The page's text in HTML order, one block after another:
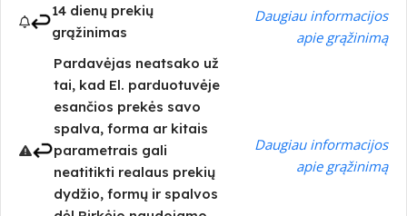
14 dienų prekių
grąžinimas
Daugiau informacijos
apie grąžinimą
Pardavėjas neatsako už
tai, kad El. parduotuvėje
esančios prekės savo
spalva, forma ar kitais
parametrais gali
neatitikti realaus prekių
dydžio, formų ir spalvos
Daugiau informacijos
apie grąžinimą